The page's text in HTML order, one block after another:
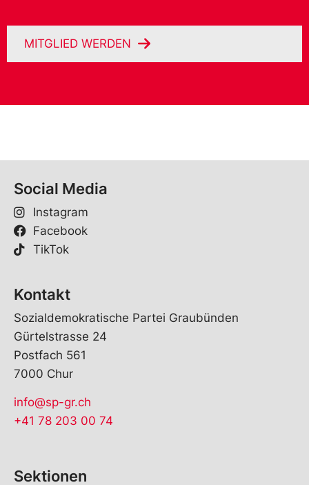
MITGLIED WERDEN
Social Media
Instagram
Facebook
TikTok
Kontakt
Sozialdemokratische Partei Graubünden
Gürtelstrasse 24
Postfach 561
7000 Chur
info@sp-gr.ch
+41 78 203 00 74
Sektionen